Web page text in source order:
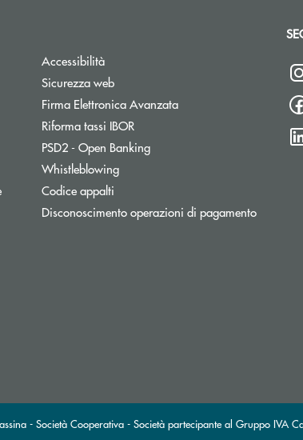
nuova finestra
una nuova finestra
Accessibilità
Sicurezza web
Firma Elettronica Avanzata
Riforma tassi IBOR
PSD2 - Open Banking
Whistleblowing
Codice appalti
Disconoscimento operazioni di pagamento
di posta elettronica)
di posta elettronica)
- Società Cooperativa - Società partecipante al Gruppo IVA